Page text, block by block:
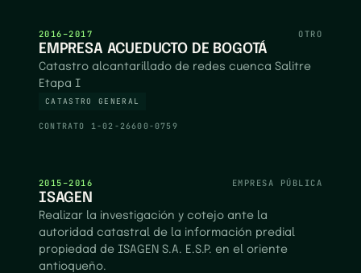
2016–2017 OTRO
EMPRESA ACUEDUCTO DE BOGOTÁ
Catastro alcantarillado de redes cuenca Salitre
Etapa I
CATASTRO GENERAL
CONTRATO 1-02-26600-0759
2015–2016 EMPRESA PÚBLICA
ISAGEN
Realizar la investigación y cotejo ante la
autoridad catastral de la información predial
propiedad de ISAGEN S.A. E.S.P. en el oriente
antioqueño.